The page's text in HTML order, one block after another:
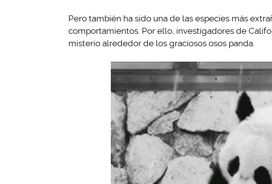
Pero también ha sido una de las especies más
comportamientos. Por ello, investigadores de
misterio alrededor de los graciosos osos panda.